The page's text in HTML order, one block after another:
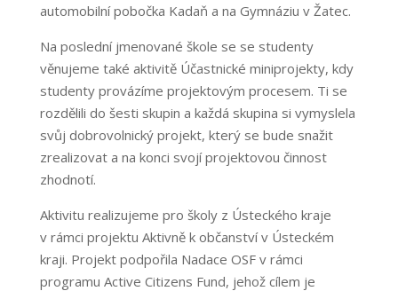
automobilní pobočka Kadaň a na Gymnáziu v Žatec.
Na poslední jmenované škole se se studenty
věnujeme také aktivitě Účastnické miniprojekty, kdy
studenty provázíme projektovým procesem. Ti se
rozdělili do šesti skupin a každá skupina si vymyslela
svůj dobrovolnický projekt, který se bude snažit
zrealizovat a na konci svojí projektovou činnost
zhodnotí.
Aktivitu realizujeme pro školy z Ústeckého kraje
v rámci projektu Aktivně k občanství v Ústeckém
kraji. Projekt podpořila Nadace OSF v rámci
programu Active Citizens Fund, jehož cílem je